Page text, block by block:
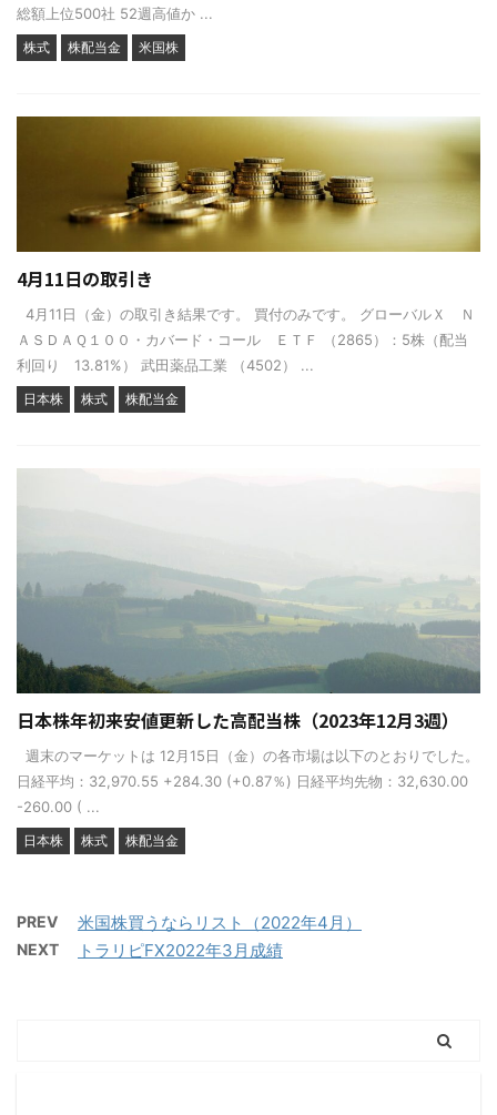
総額上位500社 52週高値か ...
株式 株配当金 米国株
4月11日の取引き
4月11日（金）の取引き結果です。 買付のみです。 グローバルＸ Ｎ
ＡＳＤＡＱ１００・カバード・コール ＥＴＦ （2865）：5株（配当
利回り 13.81%） 武田薬品工業 （4502） ...
日本株 株式 株配当金
日本株年初来安値更新した高配当株（2023年12月3週）
週末のマーケットは 12月15日（金）の各市場は以下のとおりでした。
日経平均：32,970.55 +284.30 (+0.87％) 日経平均先物：32,630.00
-260.00 ( ...
日本株 株式 株配当金
PREV 米国株買うならリスト（2022年4月）
NEXT トラリピFX2022年3月成績